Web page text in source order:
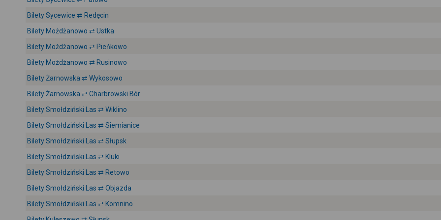
Bilety Sycewice ⇄ Redęcin
Bilety Możdżanowo ⇄ Ustka
Bilety Możdżanowo ⇄ Pieńkowo
Bilety Możdżanowo ⇄ Rusinowo
Bilety Żarnowska ⇄ Wykosowo
Bilety Żarnowska ⇄ Charbrowski Bór
Bilety Smołdziński Las ⇄ Wiklino
Bilety Smołdziński Las ⇄ Siemianice
Bilety Smołdziński Las ⇄ Słupsk
Bilety Smołdziński Las ⇄ Kluki
Bilety Smołdziński Las ⇄ Retowo
Bilety Smołdziński Las ⇄ Objazda
Bilety Smołdziński Las ⇄ Komnino